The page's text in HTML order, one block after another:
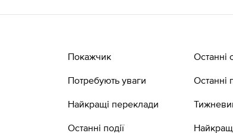
Покажчик
Потребують уваги
Найкращі переклади
Останні події
Останні
Останні